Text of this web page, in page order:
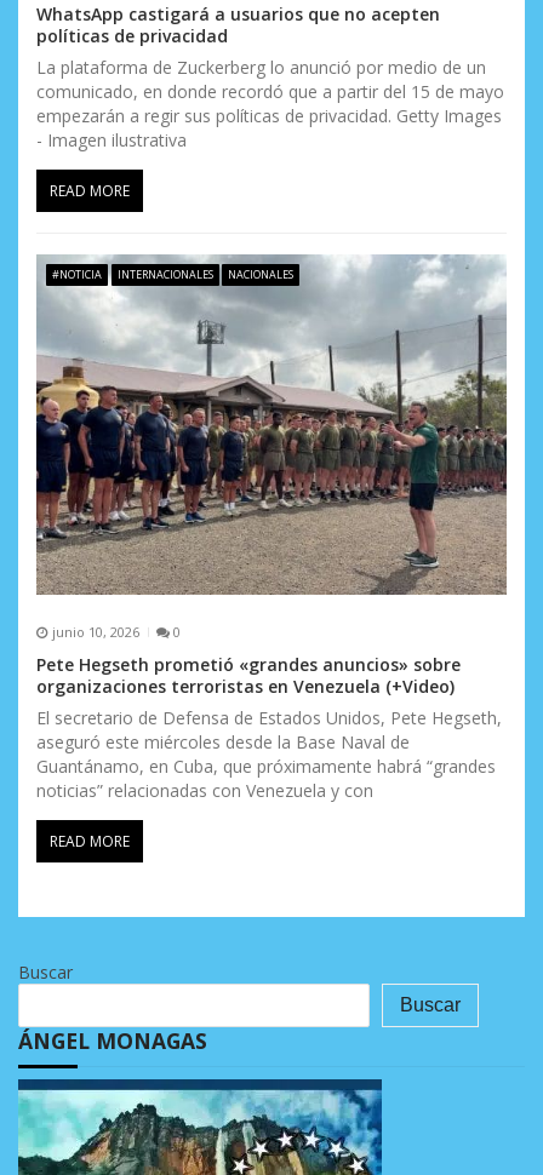
WhatsApp castigará a usuarios que no acepten
políticas de privacidad
La plataforma de Zuckerberg lo anunció por medio de un
comunicado, en donde recordó que a partir del 15 de mayo
empezarán a regir sus políticas de privacidad. Getty Images
- Imagen ilustrativa
READ MORE
#NOTICIA INTERNACIONALES NACIONALES
junio 10, 2026 0
Pete Hegseth prometió «grandes anuncios» sobre
organizaciones terroristas en Venezuela (+Video)
El secretario de Defensa de Estados Unidos, Pete Hegseth,
aseguró este miércoles desde la Base Naval de
Guantánamo, en Cuba, que próximamente habrá “grandes
noticias” relacionadas con Venezuela y con
READ MORE
Buscar
Buscar
ÁNGEL MONAGAS